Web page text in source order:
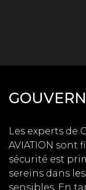
Les experts de
AVIATION sont
sécurité est
sereins dans
sensibles. En